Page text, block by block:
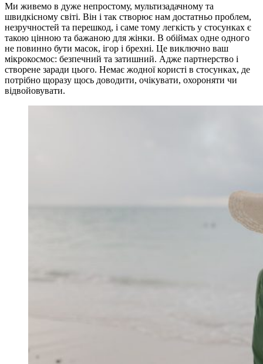
Ми живемо в дуже непростому, мультизадачному та
швидкісному світі. Він і так створює нам достатньо проблем,
незручностей та перешкод, і саме тому легкість у стосунках є
такою цінною та бажаною для жінки. В обіймах одне одного
не повинно бути масок, ігор і брехні. Це виключно ваш
мікрокосмос: безпечний та затишний. Адже партнерство і
створене заради цього. Немає жодної користі в стосунках, де
потрібно щоразу щось доводити, очікувати, охороняти чи
відвойовувати.